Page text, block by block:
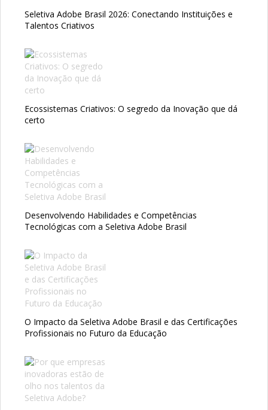
Seletiva Adobe Brasil 2026: Conectando Instituições e
Talentos Criativos
Ecossistemas Criativos: O segredo da Inovação que dá
certo
Desenvolvendo Habilidades e Competências
Tecnológicas com a Seletiva Adobe Brasil
O Impacto da Seletiva Adobe Brasil e das Certificações
Profissionais no Futuro da Educação